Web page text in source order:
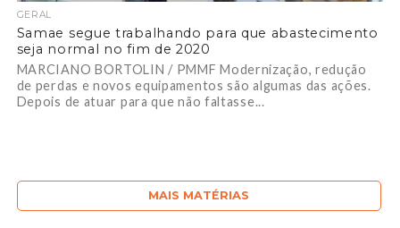
GERAL
Samae segue trabalhando para que abastecimento
seja normal no fim de 2020
MARCIANO BORTOLIN / PMMF Modernização, redução
de perdas e novos equipamentos são algumas das ações.
Depois de atuar para que não faltasse...
MAIS MATÉRIAS